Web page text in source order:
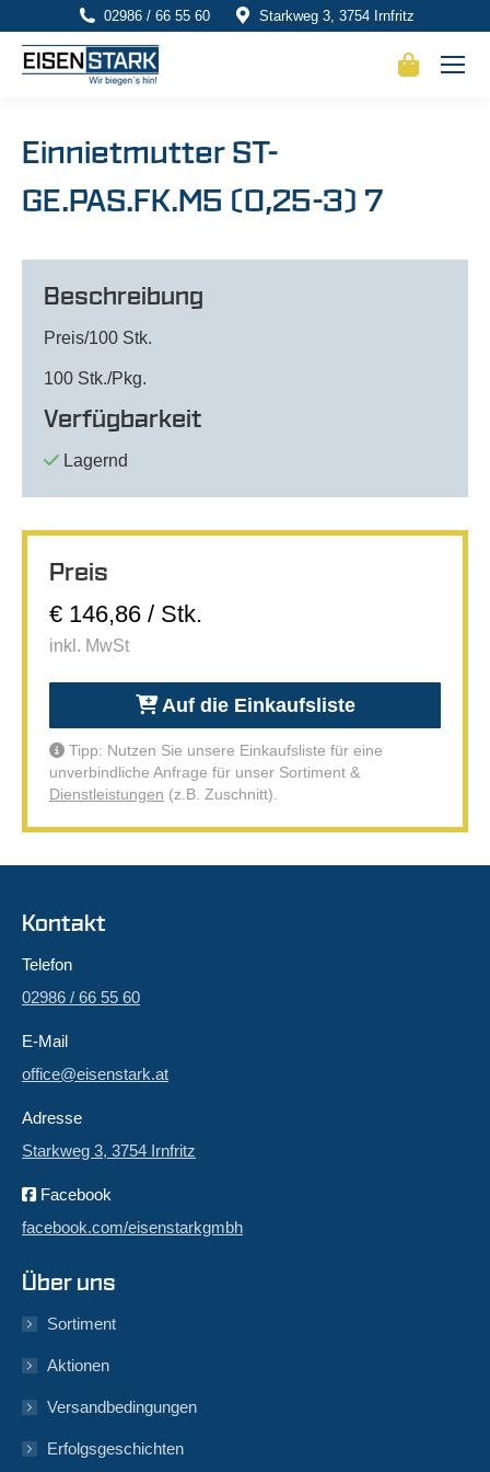
02986 / 66 55 60 Starkweg 3, 3754 Irnfritz
Einnietmutter ST-
GE.PAS.FK.M5 (0,25-3) 7
Beschreibung
Preis/100 Stk.
100 Stk./Pkg.
Verfügbarkeit
Lagernd
Preis
€ 146,86 / Stk.
inkl. MwSt
Auf die Einkaufsliste
Tipp: Nutzen Sie unsere Einkaufsliste für eine
unverbindliche Anfrage für unser Sortiment &
Dienstleistungen (z.B. Zuschnitt).
Kontakt
Telefon
02986 / 66 55 60
E-Mail
office@eisenstark.at
Adresse
Starkweg 3, 3754 Irnfritz
Facebook
facebook.com/eisenstarkgmbh
Über uns
Sortiment
Aktionen
Versandbedingungen
Erfolgsgeschichten